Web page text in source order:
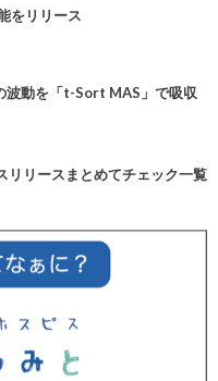
をリリース
波動を「t-Sort MAS」で吸収
リリースまとめてチェック一覧